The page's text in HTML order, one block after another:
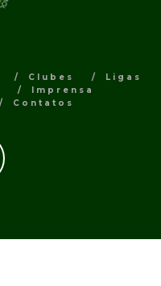
Clubes
Ligas
Imprensa
Contatos